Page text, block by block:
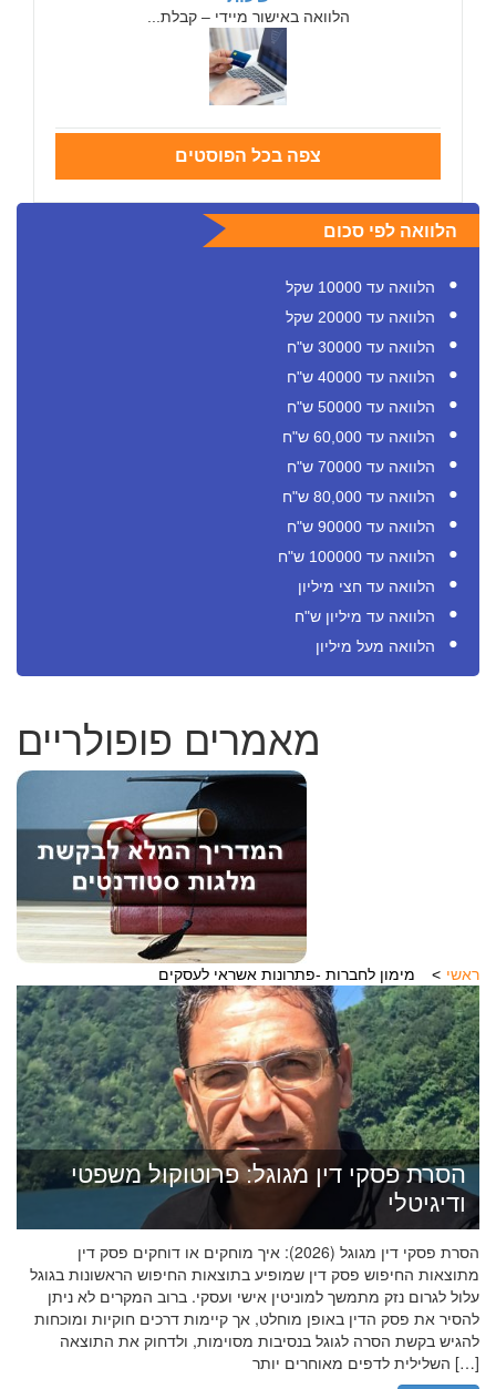
הלוואה באישור מיידי – קבלת...
צפה בכל הפוסטים
הלוואה לפי סכום
הלוואה עד 10000 שקל
הלוואה עד 20000 שקל
הלוואה עד 30000 ש"ח
הלוואה עד 40000 ש"ח
הלוואה עד 50000 ש"ח
הלוואה עד 60,000 ש"ח
הלוואה עד 70000 ש"ח
הלוואה עד 80,000 ש"ח
הלוואה עד 90000 ש"ח
הלוואה עד 100000 ש"ח
הלוואה עד חצי מיליון
הלוואה עד מיליון ש"ח
הלוואה מעל מיליון
מאמרים פופולריים
ראשי מימון לחברות -פתרונות אשראי לעסקים
הסרת פסקי דין מגוגל: פרוטוקול משפטי
ודיגיטלי
הסרת פסקי דין מגוגל (2026): איך מוחקים או דוחקים פסק דין
מתוצאות החיפוש פסק דין שמופיע בתוצאות החיפוש הראשונות בגוגל
עלול לגרום נזק מתמשך למוניטין אישי ועסקי. ברוב המקרים לא ניתן
להסיר את פסק הדין באופן מוחלט, אך קיימות דרכים חוקיות ומוכחות
להגיש בקשת הסרה לגוגל בנסיבות מסוימות, ולדחוק את התוצאה
השלילית לדפים מאוחרים יותר […]